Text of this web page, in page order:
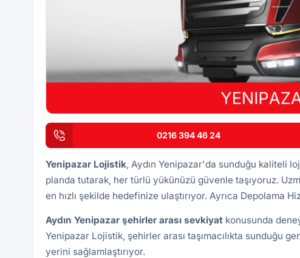
0216 394 46 24
Yenipazar Lojistik, Aydın Yenipazar'da sunduğu kaliteli
planda tutarak, her türlü yükünüzü güvenle taşıyoruz.
en hızlı şekilde hedefinize ulaştırıyor. Ayrıca Depolama
Aydın Yenipazar şehirler arası sevkiyatkonusunda
Yenipazar Lojistik, şehirler arası taşımacılıkta sunduğu
yerini sağlamlaştırıyor.